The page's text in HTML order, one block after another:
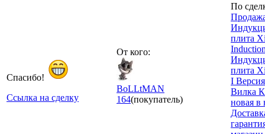
Спасибо!
Ссылка на сделку
От кого:
BoLLtMAN
164(покупатель)
По
плита
плита
I
Вилка
новая в